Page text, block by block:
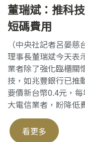
董瑞斌：推科
短碼費用
（中央社記者呂晏
理事長董瑞斌今天表
業者除了強化臨櫃關
技，如兆豐銀行已推
要價新台幣0.4元，
大電信業者，盼降低
看更多